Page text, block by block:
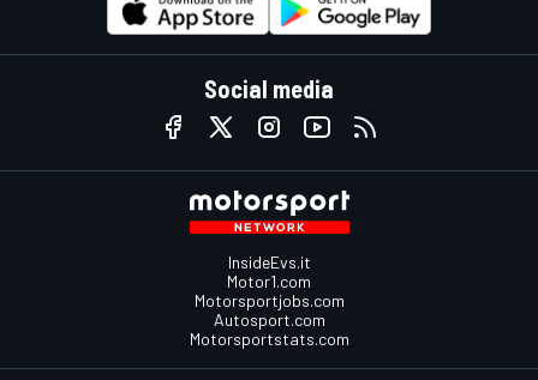
Social media
InsideEvs.it
Motor1.com
Motorsportjobs.com
Autosport.com
Motorsportstats.com